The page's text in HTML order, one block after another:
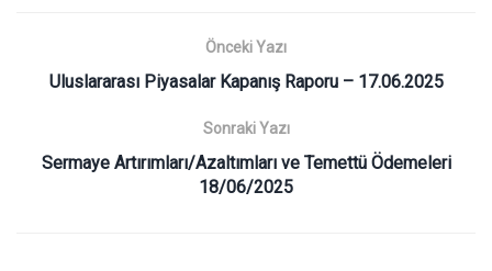
Önceki Yazı
Uluslararası Piyasalar Kapanış Raporu – 17.06.2025
Sonraki Yazı
Sermaye Artırımları/Azaltımları ve Temettü Ödemeleri
18/06/2025